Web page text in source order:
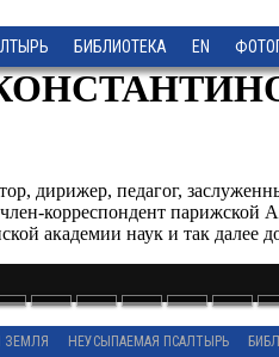
БИБЛИОТЕКА EN
дирижер, педагог,
корреспондент
академии наук и так далее
ЗЕМЛЯ НЕУСЫПАЕМАЯ ПСАЛТЫРЬ